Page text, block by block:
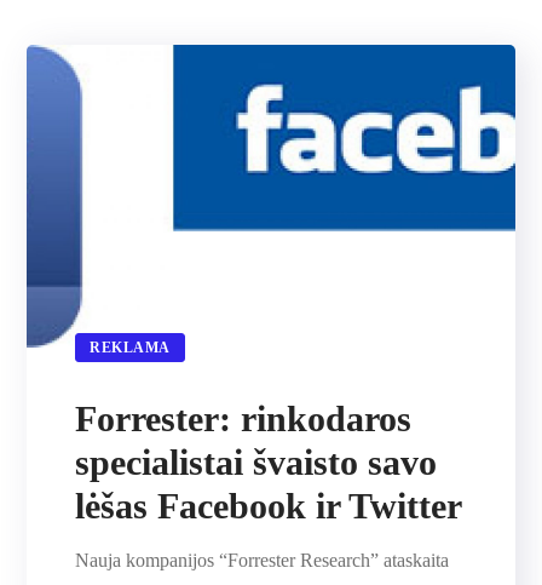
REKLAMA
Forrester: rinkodaros
specialistai švaisto savo
lėšas Facebook ir Twitter
Nauja kompanijos “Forrester Research” ataskaita